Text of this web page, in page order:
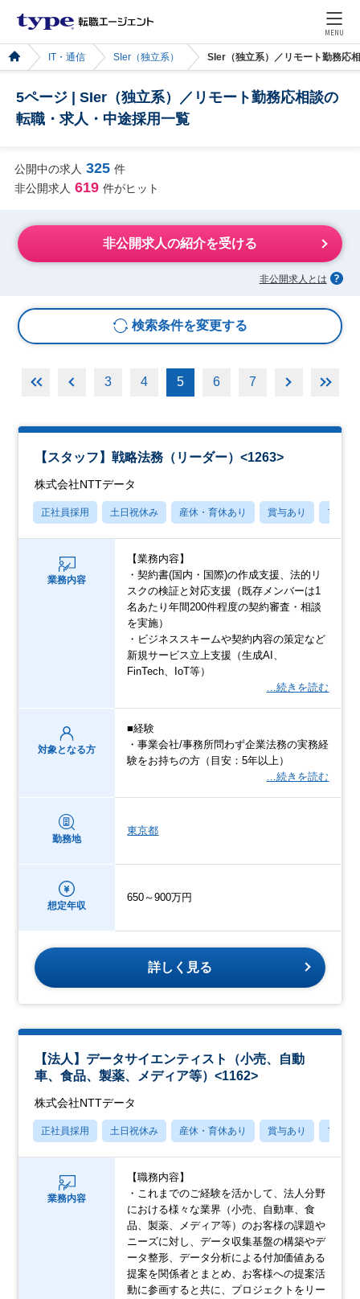
MENU
IT・通信 SIer（独立系） SIer（独立系）／リモート勤務応
5ページ | SIer（独立系）／リモート勤務応相談の
転職・求人・中途採用一覧
公開中の求人 325 件
非公開求人 619 件がヒット
非公開求人の紹介を受ける
非公開求人とは
検索条件を変更する
3 4 5 6 7
【スタッフ】戦略法務（リーダー）<1263>
株式会社NTTデータ
正社員採用 土日祝休み 産休・育休あり 賞与あり フレッ
業務内容
【業務内容】
・契約書(国内・国際)の作成支援、法的リ
スクの検証と対応支援（既存メンバーは1
名あたり年間200件程度の契約審査・相談
を実施）
・ビジネススキームや契約内容の策定など
新規サービス立上支援（生成AI、
FinTech、IoT等）
…続きを読む
対象となる方
■経験
・事業会社/事務所問わず企業法務の実務経
験をお持ちの方（目安：5年以上）
…続きを読む
勤務地
東京都
想定年収
650～900万円
詳しく見る
【法人】データサイエンティスト（小売、自動
車、食品、製薬、メディア等）<1162>
株式会社NTTデータ
正社員採用 土日祝休み 産休・育休あり 賞与あり フレッ
業務内容
【職務内容】
・これまでのご経験を活かして、法人分野
における様々な業界（小売、自動車、食
品、製薬、メディア等）のお客様の課題や
ニーズに対し、データ収集基盤の構築やデ
ータ整形、データ分析による付加価値ある
提案を関係者とまとめ、お客様への提案活
動に参画すると共に、プロジェクトをリー